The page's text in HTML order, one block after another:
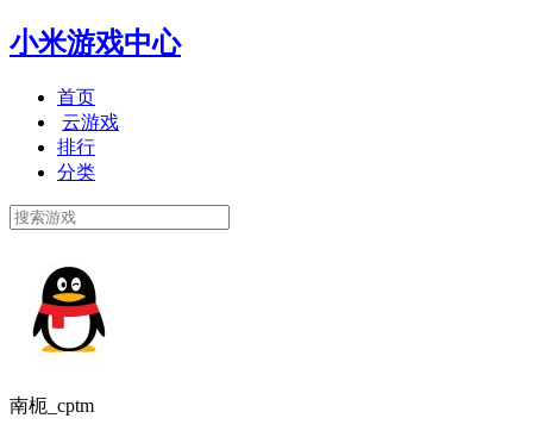
小米游戏中心
首页
云游戏
排行
分类
南枙_cptm